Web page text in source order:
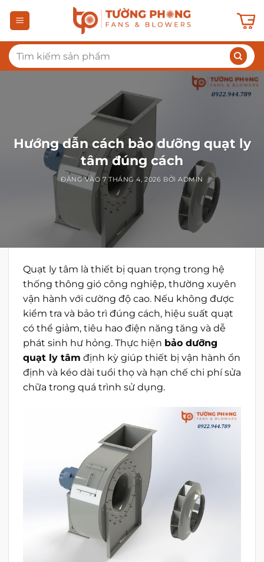
qua
dung
Tìm
kiếm:
Hướng dẫn cách bảo dưỡng quạt ly
tâm đúng cách
ĐĂNG VÀO7 THÁNG 4, 2026 BỞIADMIN
Quạt ly tâm là thiết bị quan trọng trong hệ
thống thông gió công nghiệp, thường xuyên
vận hành với cường độ cao. Nếu không được
kiểm tra và bảo trì đúng cách, hiệu suất quạt
có thể giảm, tiêu hao điện năng tăng và dễ
phát sinh hư hỏng. Thực hiện bảo dưỡng
quạt ly tâm định kỳ giúp thiết bị vận hành ổn
định và kéo dài tuổi thọ và hạn chế chi phí sửa
chữa trong quá trình sử dụng.